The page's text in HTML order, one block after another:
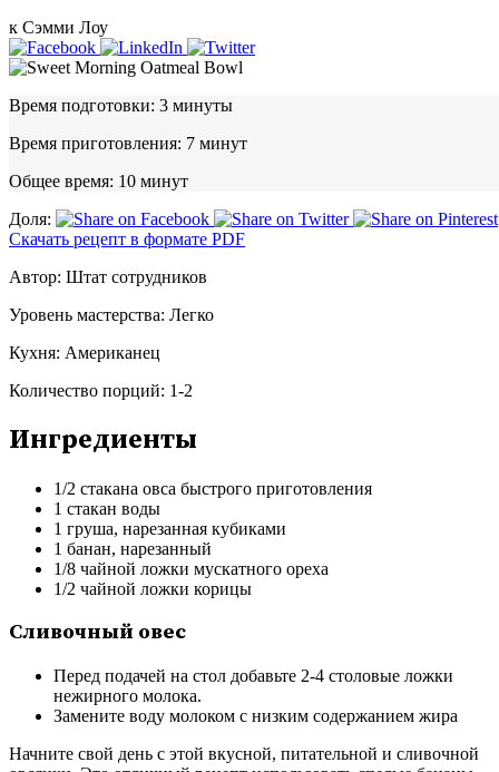
к Сэмми Лоу
Время подготовки: 3 минуты
Время приготовления: 7 минут
Общее время: 10 минут
Доля:
Скачать рецепт в формате PDF
Автор: Штат сотрудников
Уровень мастерства: Легко
Кухня: Американец
Количество порций: 1-2
Ингредиенты
1/2 стакана овса быстрого приготовления
1 стакан воды
1 груша, нарезанная кубиками
1 банан, нарезанный
1/8 чайной ложки мускатного ореха
1/2 чайной ложки корицы
Сливочный овес
Перед подачей на стол добавьте 2-4 столовые ложки
нежирного молока.
Замените воду молоком с низким содержанием жира
Начните свой день с этой вкусной, питательной и сливочной